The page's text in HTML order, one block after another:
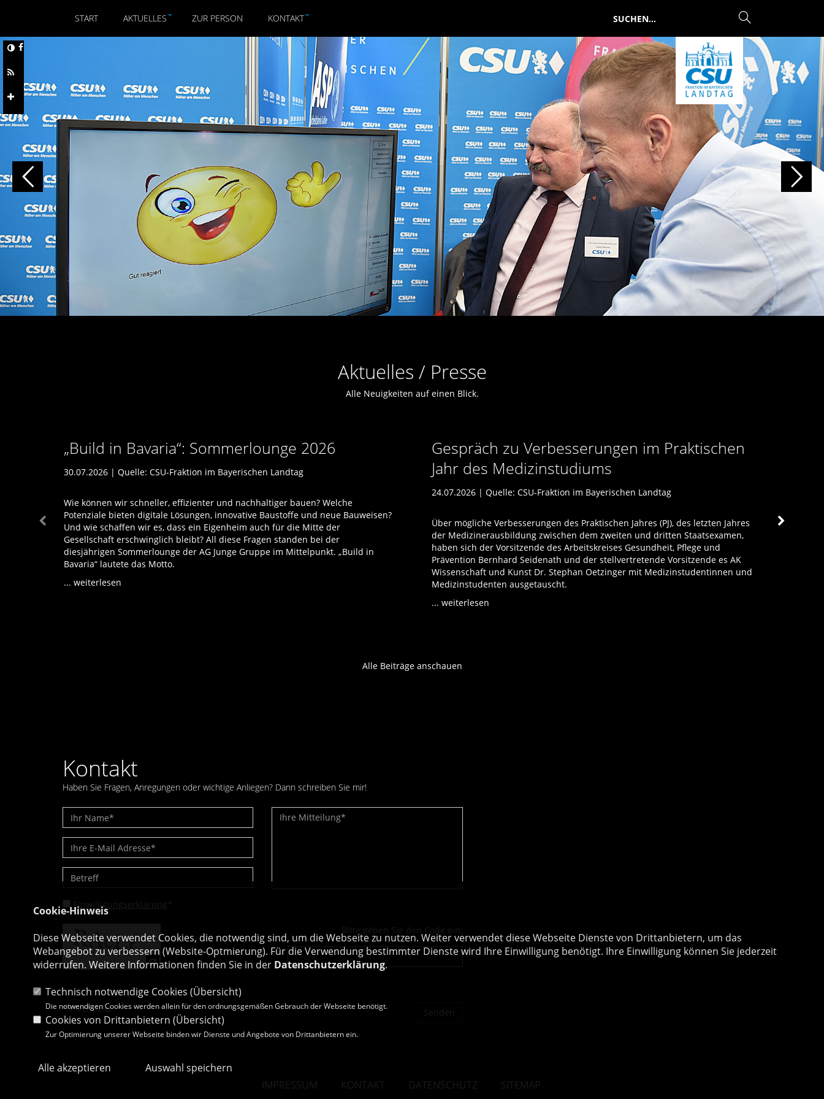
START AKTUELLES ZUR PERSON KONTAKT
Aktuelles / Presse
Alle Neuigkeiten auf einen Blick.
Build in Bavaria“: Sommerlounge 2026
30.07.2026 | Quelle: CSU-Fraktion im Bayerischen Landtag
Wie können wir schneller, effizienter und nachhaltiger bauen? Welche
Potenziale bieten digitale Lösungen, innovative Baustoffe und neue Bauweisen?
Und wie schaffen wir es, dass ein Eigenheim auch für die Mitte der
Gesellschaft erschwinglich bleibt? All diese Fragen standen bei der
diesjährigen Sommerlounge der AG Junge Gruppe im Mittelpunkt. „Build in
Bavaria“ lautete das Motto.
... weiterlesen
Gespräch zu Verbesserungen im Praktischen
Jahr des Medizinstudiums
24.07.2026 | Quelle: CSU-Fraktion im Bayerischen Landtag
Über mögliche Verbesserungen des Praktischen Jahres (PJ), des letzten Jahres
der Medizinerausbildung zwischen dem zweiten und dritten Staatsexamen,
haben sich der Vorsitzende des Arbeitskreises Gesundheit, Pflege und
Prävention Bernhard Seidenath und der stellvertretende Vorsitzende es AK
Wissenschaft und Kunst Dr. Stephan Oetzinger mit Medizinstudentinnen und
Medizinstudenten ausgetauscht.
... weiterlesen
Alle Beiträge anschauen
Kontakt
Haben Sie Fragen, Anregungen oder wichtige Anliegen? Dann schreiben Sie mir!
Einwilligungserklärung*
Bitte geben Sie den Code ein:
* Pflichtfeld
IMPRESSUM KONTAKT DATENSCHUTZ SITEMAP
Cookie-Hinweis
Diese Webseite verwendet Cookies, die notwendig sind, um die Webseite zu nutzen. Weiter verwendet diese Webseite Dienste von Drittanbietern, um das
Webangebot zu verbessern (Website-Optmierung). Für die Verwendung bestimmter Dienste wird Ihre Einwilligung benötigt. Ihre Einwilligung können Sie jederzeit
widerrufen. Weitere Informationen finden Sie in der Datenschutzerklärung.
Technisch notwendige Cookies (Übersicht)
Die notwendigen Cookies werden allein für den ordnungsgemäßen Gebrauch der Webseite benötigt.
Cookies von Drittanbietern (Übersicht)
Zur Optimierung unserer Webseite binden wir Dienste und Angebote von Drittanbietern ein.
Alle akzeptieren Auswahl speichern